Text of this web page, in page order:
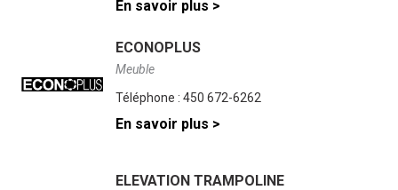
En savoir plus >
ECONOPLUS
Meuble
Téléphone : 450 672-6262
En savoir plus >
ELEVATION TRAMPOLINE